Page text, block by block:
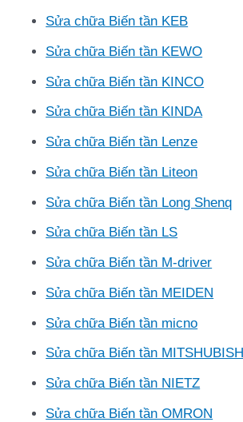
Sửa chữa Biến tần KEB
Sửa chữa Biến tần KEWO
Sửa chữa Biến tần KINCO
Sửa chữa Biến tần KINDA
Sửa chữa Biến tần Lenze
Sửa chữa Biến tần Liteon
Sửa chữa Biến tần Long Shenq
Sửa chữa Biến tần LS
Sửa chữa Biến tần M-driver
Sửa chữa Biến tần MEIDEN
Sửa chữa Biến tần micno
Sửa chữa Biến tần MITSHUBISHI
Sửa chữa Biến tần NIETZ
Sửa chữa Biến tần OMRON